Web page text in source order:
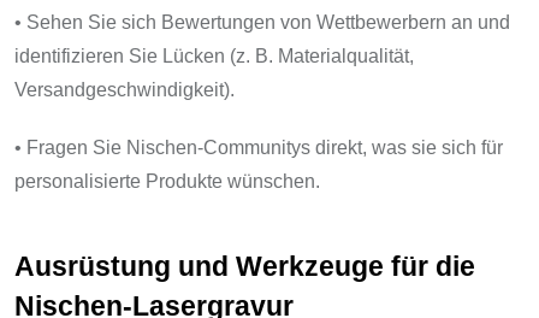
• Sehen Sie sich Bewertungen von Wettbewerbern an und
identifizieren Sie Lücken (z. B. Materialqualität,
Versandgeschwindigkeit).
• Fragen Sie Nischen-Communitys direkt, was sie sich für
personalisierte Produkte wünschen.
Ausrüstung und Werkzeuge für die
Nischen-Lasergravur